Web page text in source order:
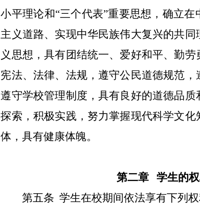
小平理论和“三个代表”重要思想，确立
主义道路、实现中华民族伟大复兴的共
义思想，具有团结统一、爱好和平、勤
宪法、法律、法规，遵守公民道德规范，
遵守学校管理制度，具有良好的道德品
探索，积极实践，努力掌握现代科学文
体，具有健康体魄。
第二章 学生的
第五条 学生在校期间依法享有下列权